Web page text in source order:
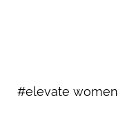
#elevate women